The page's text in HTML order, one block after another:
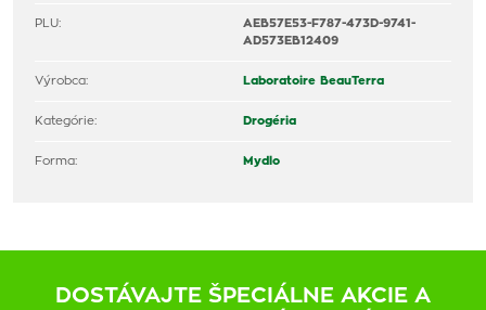
PLU:
AEB57E53-F787-473D-9741-
AD573EB12409
Výrobca: Laboratoire BeauTerra
Kategórie: Drogéria
Forma: Mydlo
DOSTÁVAJTE ŠPECIÁLNE AKCIE A